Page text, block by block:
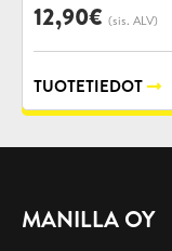
12,90€ (sis. ALV)
TUOTETIEDOT
MANILLA OY